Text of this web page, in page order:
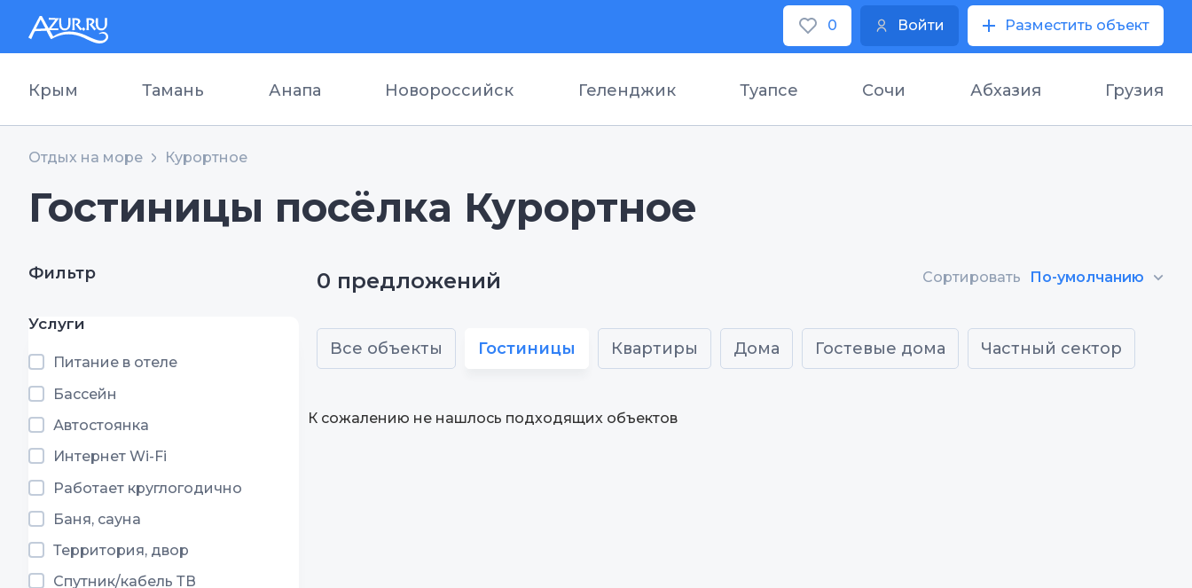
0 Войти Разместить объект
Крым Тамань Анапа Новороссийск Геленджик Туапсе Сочи Абхазия Грузия
Отдых на море Курортное
Гостиницы посёлка Курортное
Фильтр
Услуги
Питание в отеле
Бассейн
Автостоянка
Интернет Wi-Fi
Работает круглогодично
Баня, сауна
Территория, двор
Спутник/кабель ТВ
0 предложений Сортировать По-умолчанию
Все объекты Гостиницы Квартиры Дома Гостевые дома Частный сектор
К сожалению не нашлось подходящих объектов